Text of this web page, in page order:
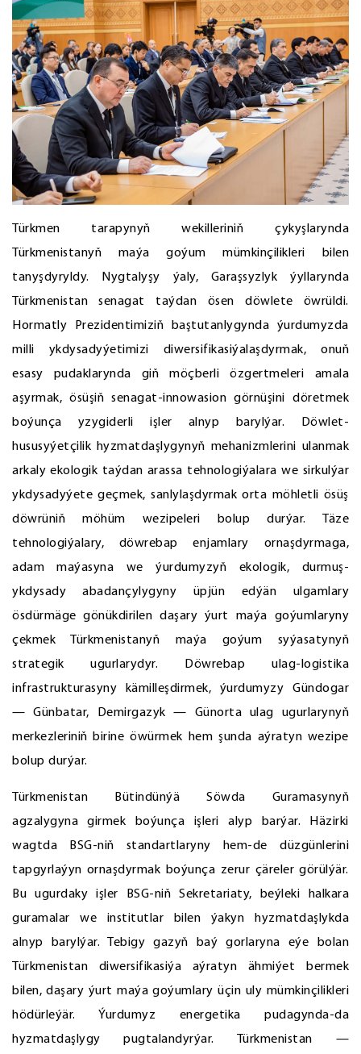
Türkmen tarapynyň wekilleriniň çykyşlarynda
Türkmenistanyň maýa goýum mümkinçilikleri bilen
tanyşdyryldy. Nygtalyşy ýaly, Garaşsyzlyk ýyllarynda
Türkmenistan senagat taýdan ösen döwlete öwrüldi.
Hormatly Prezidentimiziň baştutanlygynda ýurdumyzda
milli ykdysadyýetimizi diwersifikasiýalaşdyrmak, onuň
esasy pudaklarynda giň möçberli özgertmeleri amala
aşyrmak, ösüşiň senagat-innowasion görnüşini döretmek
boýunça yzygiderli işler alnyp barylýar. Döwlet-
hususyýetçilik hyzmatdaşlygynyň mehanizmlerini ulanmak
arkaly ekologik taýdan arassa tehnologiýalara we sirkulýar
ykdysadyýete geçmek, sanlylaşdyrmak orta möhletli ösüş
döwrüniň möhüm wezipeleri bolup durýar. Täze
tehnologiýalary, döwrebap enjamlary ornaşdyrmaga,
adam maýasyna we ýurdumyzyň ekologik, durmuş-
ykdysady abadançylygyny üpjün edýän ulgamlary
ösdürmäge gönükdirilen daşary ýurt maýa goýumlaryny
çekmek Türkmenistanyň maýa goýum syýasatynyň
strategik ugurlarydyr. Döwrebap ulag-logistika
infrastrukturasyny kämilleşdirmek, ýurdumyzy Gündogar
— Günbatar, Demirgazyk — Günorta ulag ugurlarynyň
merkezleriniň birine öwürmek hem şunda aýratyn wezipe
bolup durýar.
Türkmenistan Bütindünýä Söwda Guramasynyň
agzalygyna girmek boýunça işleri alyp barýar. Häzirki
wagtda BSG-niň standartlaryny hem-de düzgünlerini
tapgyrlaýyn ornaşdyrmak boýunça zerur çäreler görülýär.
Bu ugurdaky işler BSG-niň Sekretariaty, beýleki halkara
guramalar we institutlar bilen ýakyn hyzmatdaşlykda
alnyp barylýar. Tebigy gazyň baý gorlaryna eýe bolan
Türkmenistan diwersifikasiýa aýratyn ähmiýet bermek
bilen, daşary ýurt maýa goýumlary üçin uly mümkinçilikleri
hödürleýär. Ýurdumyz energetika pudagynda-da
hyzmatdaşlygy pugtalandyrýar. Türkmenistan —